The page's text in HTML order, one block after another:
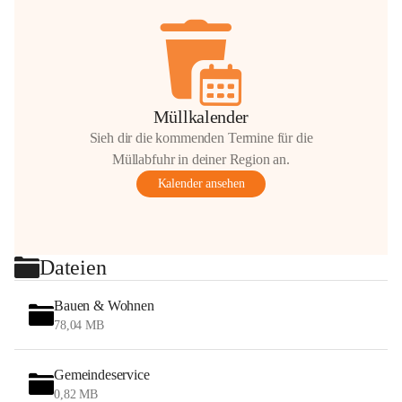
Müllkalender
Sieh dir die kommenden Termine für die
Müllabfuhr in deiner Region an.
Kalender ansehen
Dateien
Bauen & Wohnen
78,04 MB
Gemeindeservice
0,82 MB